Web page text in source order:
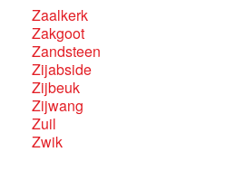
Zaalkerk
Zakgoot
Zandsteen
Zijabside
Zijbeuk
Zijwang
Zuil
Zwik